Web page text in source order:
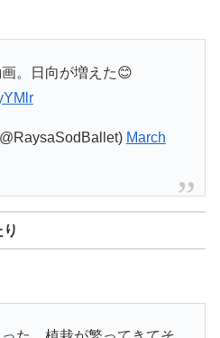
。日向が増えた😊
March